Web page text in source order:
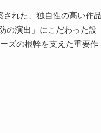
された、独自性の高い作
の演出」にこだわった設
ズの根幹を支えた重要作